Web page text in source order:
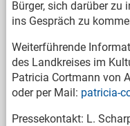
Bürger, sich darüber
ins Gespräch zu
Weiterführende
des Landkreises im
Patricia Cortmann von
oder per Mail: patricia-
Pressekontakt: L.